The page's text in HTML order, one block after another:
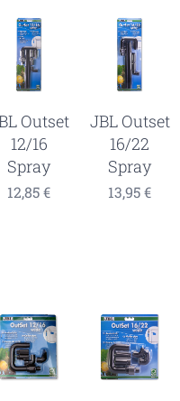
Outset
12/16
Spray
12,85€
JBL Outset
16/22
Spray
13,95€